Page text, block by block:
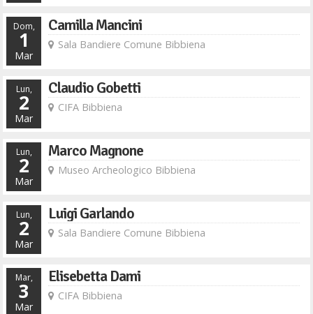
Dom,
1
Mar
Camilla Mancini
Sala Bandiere Comune Bibbiena
Lun,
2
Mar
Claudio Gobetti
CIFA Bibbiena
Lun,
2
Mar
Marco Magnone
Museo Archeologico Bibbiena
Lun,
2
Mar
Luigi Garlando
Sala Bandiere Comune Bibbiena
Mar,
3
Mar
Elisebetta Dami
CIFA Bibbiena